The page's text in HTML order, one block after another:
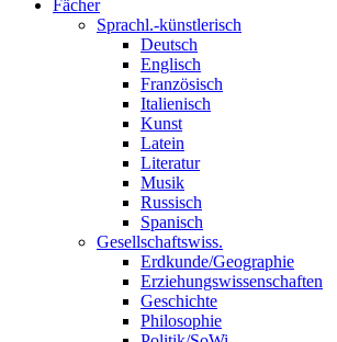
Fächer
Sprachl.-künstlerisch
Deutsch
Englisch
Französisch
Italienisch
Kunst
Latein
Literatur
Musik
Russisch
Spanisch
Gesellschaftswiss.
Erdkunde/Geographie
Erziehungswissenschaften
Geschichte
Philosophie